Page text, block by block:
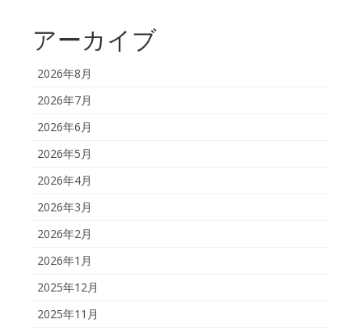
アーカイブ
2026年8月
2026年7月
2026年6月
2026年5月
2026年4月
2026年3月
2026年2月
2026年1月
2025年12月
2025年11月